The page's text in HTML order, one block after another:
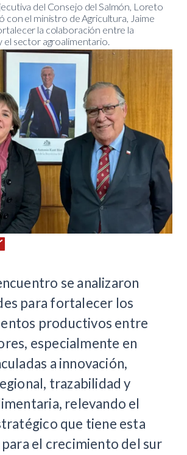
del Consejo del Salmón, Loreto
con el ministro de Agricultura, Jaime
la colaboración entre la
el sector agroalimentario.
se analizaron
para fortalecer los
productivos entre
especialmente en
a innovación,
trazabilidad y
relevando el
que tiene esta
el crecimiento del sur